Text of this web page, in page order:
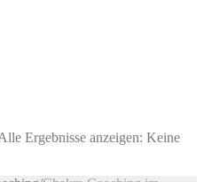
Ergebnisse anzeigen: Keine